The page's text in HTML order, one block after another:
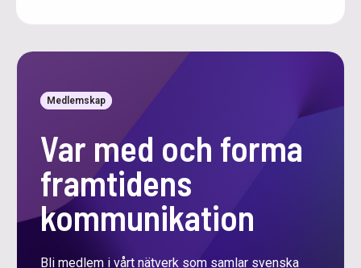
Medlemskap
Var med och forma
framtidens
kommunikation
Bli medlem i vårt nätverk som samlar svenska